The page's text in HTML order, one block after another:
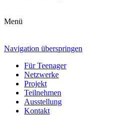
Menü
Navigation überspringen
Für Teenager
Netzwerke
Projekt
Teilnehmen
Ausstellung
Kontakt